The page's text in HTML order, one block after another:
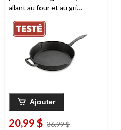
allant au four et au gril,
Ajouter
20,99 $ 36,99 $